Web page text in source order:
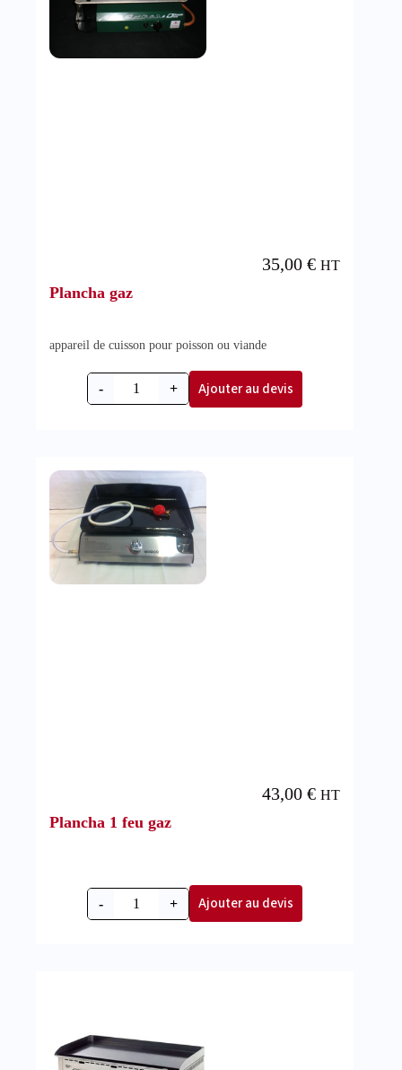
Plancha gaz
35,00€ HT
appareil de cuisson pour poisson ou viande
- + Ajouter au devis
Plancha 1 feu gaz
43,00€ HT
- + Ajouter au devis